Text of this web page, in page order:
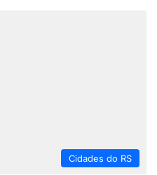
Cidades do RS